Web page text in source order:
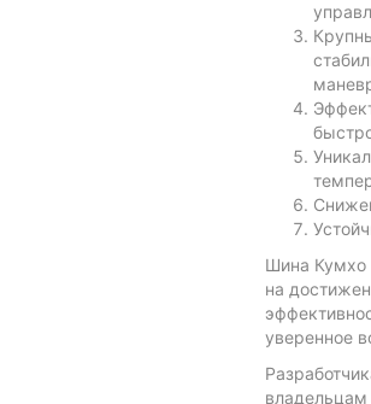
Шина Кумхо
на
уверенное